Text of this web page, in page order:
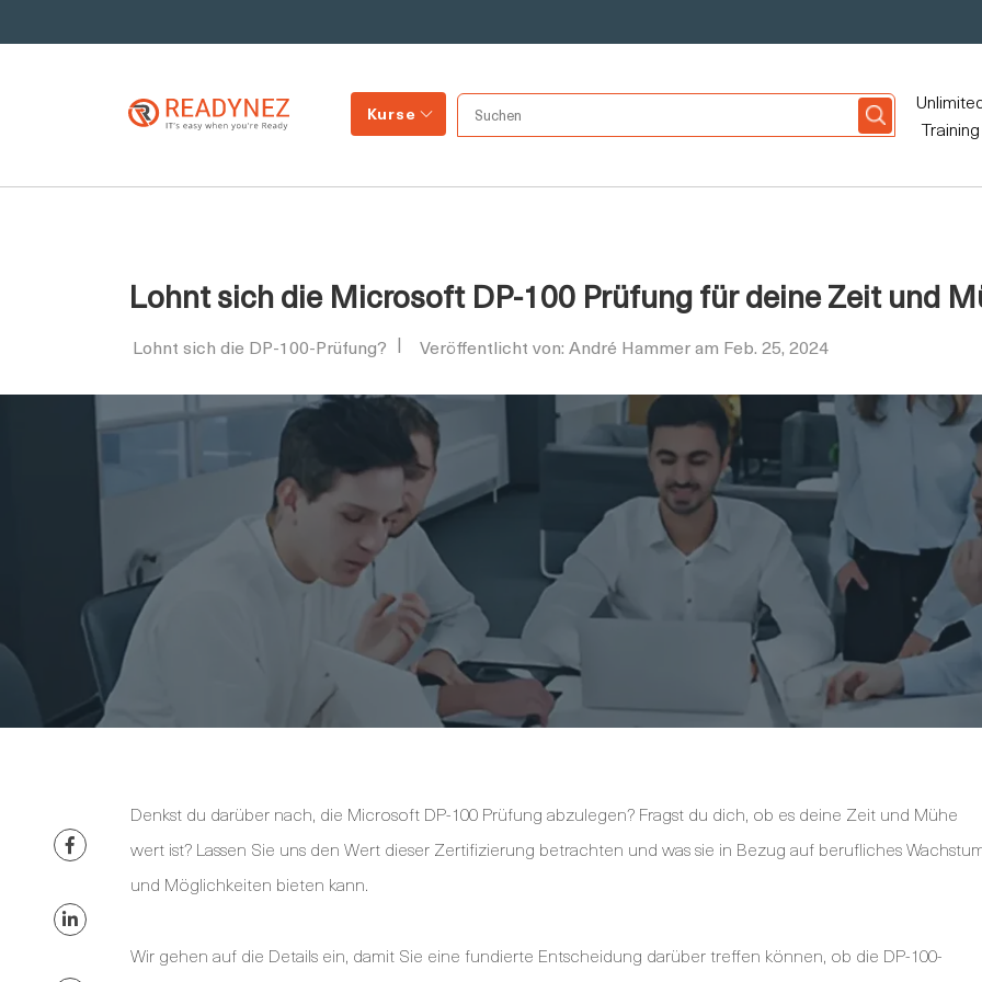
Kurse
Training
Lohnt sich die Microsoft DP-100 Prüfung für deine Zeit und
Lohnt sich die DP-100-Prüfung? Veröffentlicht von: André Hammer am Feb. 25, 2024
Denkst du darüber nach, die Microsoft DP-100 Prüfung abzulegen? Fragst du dich, ob es deine Zeit und Mühe
wert ist? Lassen Sie uns den Wert dieser Zertifizierung betrachten und was sie in Bezug auf berufliches
und Möglichkeiten bieten kann.
Wir gehen auf die Details ein, damit Sie eine fundierte Entscheidung darüber treffen können, ob die DP-100-